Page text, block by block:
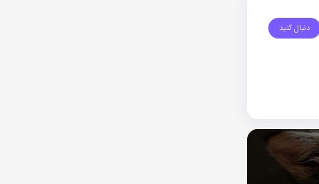
دنبال کنید